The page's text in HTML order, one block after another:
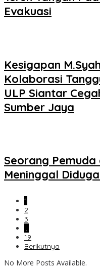
Evakuasi
Kesigapan
Kolaborasi
ULP Siantar
Sumber Jaya
Seorang Pemuda
Meninggal
1
2
3
…
19
Berikutnya
No More Posts Available.